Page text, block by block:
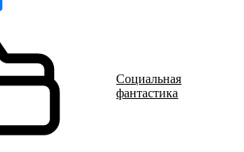
Социальная
фантастика